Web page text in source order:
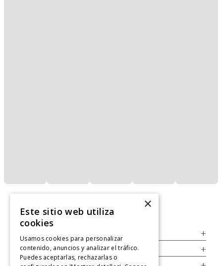
+
Legal +
×
Este sitio web utiliza
cookies
Usamos cookies para personalizar
contenido, anuncios y analizar el tráfico.
Puedes aceptarlas, rechazarlas o